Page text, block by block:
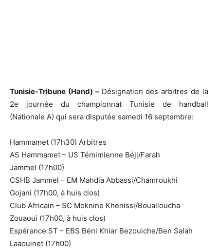
Tunisie-Tribune (Hand) – Désignation des arbitres de la
2e journée du championnat Tunisie de handball
(Nationale A) qui sera disputée samedi 16 septembre:
Hammamet (17h30) Arbitres
AS Hammamet – US Témimienne Béji/Farah
Jammel (17h00)
CSHB Jammel – EM Mahdia Abbassi/Chamroukhi
Gojani (17h00, à huis clos)
Club Africain – SC Moknine Khenissi/Boualloucha
Zouaoui (17h00, à huis clos)
Espérance ST – EBS Béni Khiar Bezouiche/Ben Salah
Laaouinet (17h00)